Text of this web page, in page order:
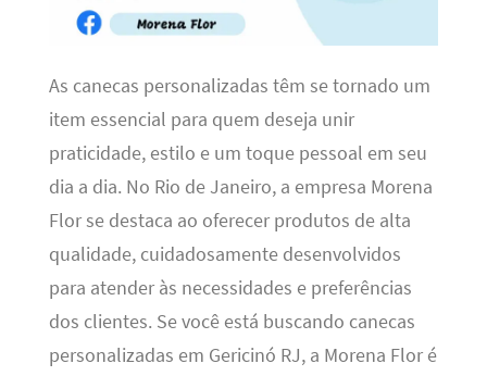
As canecas personalizadas têm se tornado um
item essencial para quem deseja unir
praticidade, estilo e um toque pessoal em seu
dia a dia. No Rio de Janeiro, a empresa Morena
Flor se destaca ao oferecer produtos de alta
qualidade, cuidadosamente desenvolvidos
para atender às necessidades e preferências
dos clientes. Se você está buscando canecas
personalizadas em Gericinó RJ, a Morena Flor é